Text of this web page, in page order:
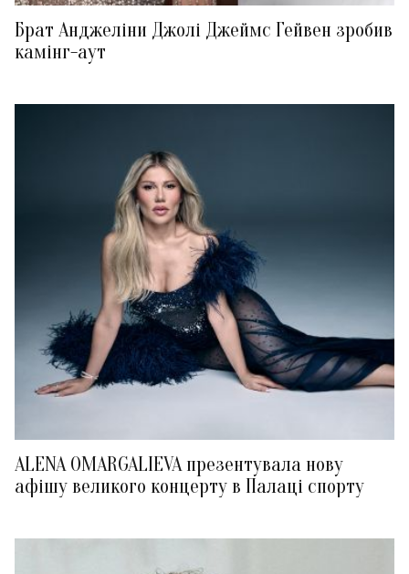
Брат Анджеліни Джолі Джеймс Гейвен зробив
камінг-аут
ALENA OMARGALIEVA презентувала нову
афішу великого концерту в Палаці спорту